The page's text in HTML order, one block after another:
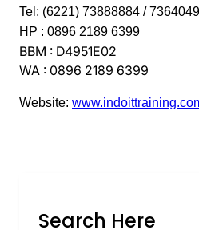
Tel: (6221) 73888884 /
HP : 0896 2189 6399
BBM : D4951E02
WA : 0896 2189 6399
Website:
Search Here